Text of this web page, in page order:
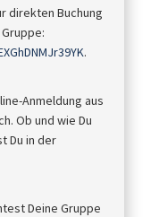
direkten Buchung
.
Anmeldung aus
Ob und wie Du
Du in der
Deine Gruppe